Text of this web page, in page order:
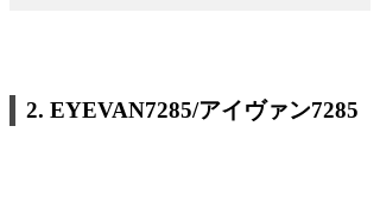
2.EYEVAN7285/アイヴァン7285